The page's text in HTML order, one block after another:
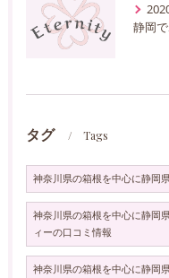
タグ Tags
神奈川県の箱根を中心に静岡
神奈川県の箱根を中心に静岡
ィーの口コミ情報
神奈川県の箱根を中心に静岡